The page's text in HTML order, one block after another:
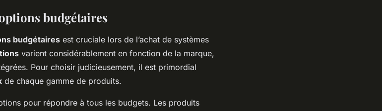
budgétaires
budgétaires est cruciale lors de l’achat de systèmes
varient considérablement en fonction de la marque,
Pour choisir judicieusement, il est primordial
de chaque gamme de produits.
pour répondre à tous les budgets. Les produits